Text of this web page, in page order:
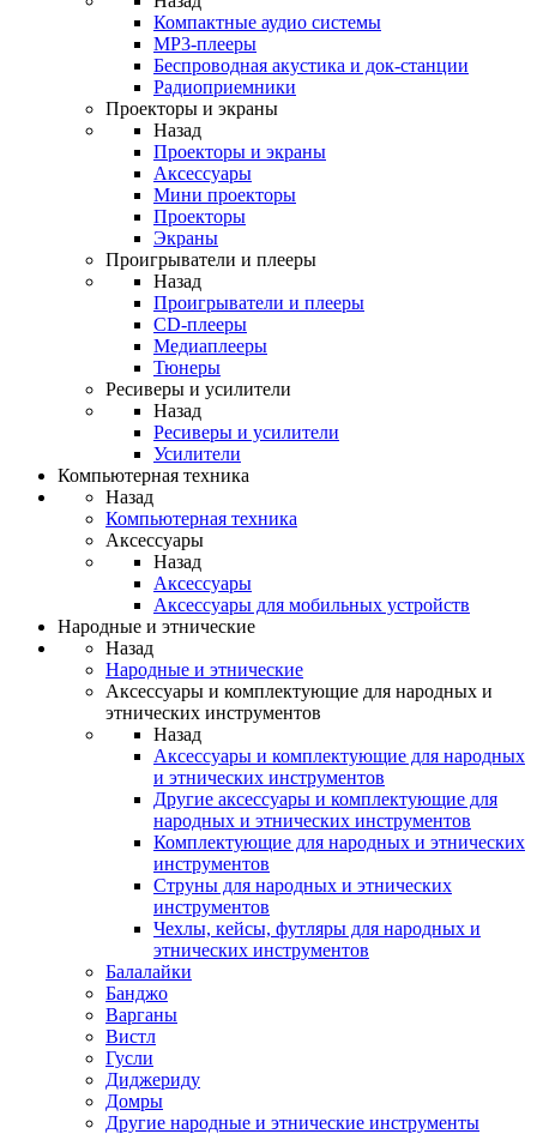
Компактные аудио системы
MP3-плееры
Беспроводная акустика и док-станции
Радиоприемники
Проекторы и экраны
Назад
Проекторы и экраны
Аксессуары
Мини проекторы
Проекторы
Экраны
Проигрыватели и плееры
Назад
Проигрыватели и плееры
CD-плееры
Медиаплееры
Тюнеры
Ресиверы и усилители
Назад
Ресиверы и усилители
Усилители
Компьютерная техника
Назад
Компьютерная техника
Аксессуары
Назад
Аксессуары
Аксессуары для мобильных устройств
Народные и этнические
Назад
Народные и этнические
Аксессуары и комплектующие для народных и
этнических инструментов
Назад
Аксессуары и комплектующие для народных
и этнических инструментов
Другие аксессуары и комплектующие для
народных и этнических инструментов
Комплектующие для народных и этнических
инструментов
Струны для народных и этнических
инструментов
Чехлы, кейсы, футляры для народных и
этнических инструментов
Балалайки
Банджо
Варганы
Вистл
Гусли
Диджериду
Домры
Другие народные и этнические инструменты